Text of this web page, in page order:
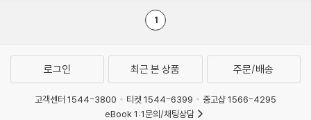
1
로그인 최근 본 상품 주문/배송
고객센터 1544-3800 티켓 1544-6399
중고샵 1566-4295
eBook 1:1문의/채팅상담